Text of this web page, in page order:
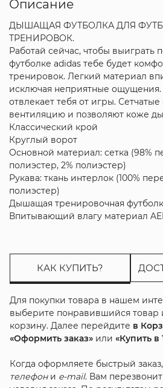
Описание
ДЫШАЩАЯ ФУТБОЛКА ДЛЯ
ТРЕНИРОВОК.
Работай сейчас, чтобы выиграть
футболке adidas тебе будет
тренировок. Легкий материал
исключая неприятные ощущения.
отвлекает тебя от игры.
вентиляцию и позволяют коже
Классический крой
Круглый ворот
Основной материал: сетка (98%
полиэстер, 2% полиэстер)
Рукава: ткань интерлок (100%
полиэстер)
Дышащая тренировочная
Впитывающий влагу материал
КАК КУПИТЬ?
Для покупки товара в нашем
выберите понравившийся товар
корзину. Далее перейдите в
«Оформить заказ»или «Купить в
Когда оформляете быстрый
телефони e-mail. Вам